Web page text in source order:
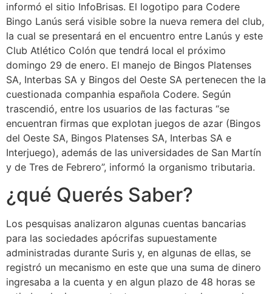
informó el sitio InfoBrisas. El logotipo para Codere
Bingo Lanús será visible sobre la nueva remera del club,
la cual se presentará en el encuentro entre Lanús y este
Club Atlético Colón que tendrá local el próximo
domingo 29 de enero. El manejo de Bingos Platenses
SA, Interbas SA y Bingos del Oeste SA pertenecen the la
cuestionada companhia española Codere. Según
trascendió, entre los usuarios de las facturas “se
encuentran firmas que explotan juegos de azar (Bingos
del Oeste SA, Bingos Platenses SA, Interbas SA e
Interjuego), además de las universidades de San Martín
y de Tres de Febrero”, informó la organismo tributaria.
¿qué Querés Saber?
Los pesquisas analizaron algunas cuentas bancarias
para las sociedades apócrifas supuestamente
administradas durante Suris y, en algunas de ellas, se
registró un mecanismo en este que una suma de dinero
ingresaba a la cuenta y en algun plazo de 48 horas se